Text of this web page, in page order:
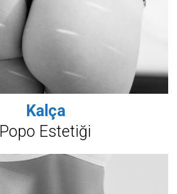
Kalça
Popo Estetiği